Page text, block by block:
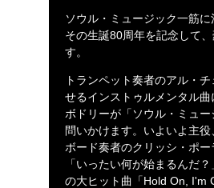
ソウル・ミュージック一筋
その生誕80周年を記念して
す。
トランペット奏者のアル・
せるインストゥルメンタル
ボドリーが「ソウル・ミュ
問いかけます。いよいよ主
ボード奏者のクリッシ・ポ
「いったい何が始まるんだ
の大ヒット曲「Hold On, I'm